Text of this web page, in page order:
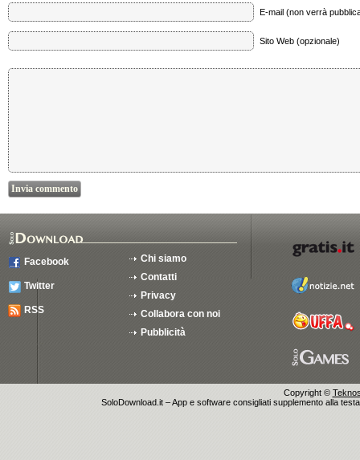
E-mail (non verrà
Sito Web (opzionale)
Facebook
Twitter
RSS
Chi siamo
Contatti
Privacy
Collabora con noi
Pubblicità
Copyright ©
SoloDownload.it – App e software consigliati supplemento alla